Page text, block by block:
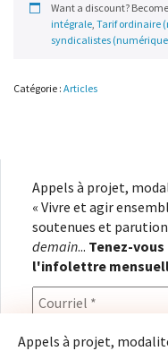
Want a discount?
intégrale, Tarif ordinaire
syndicalistes
Catégorie : Articles
Appels à projet,
« Vivre et agir
soutenues et
demain... Tenez-
l'infolettre
Appels à projet,